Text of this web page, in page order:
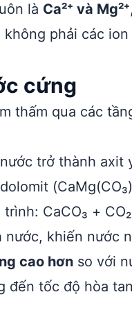
là Ca²⁺ và Mg²⁺
phải các
cứng
thấm qua các
trở thành axit
CaCO₃ +
khiến nước
cao hơn so với
đến tốc độ hòa